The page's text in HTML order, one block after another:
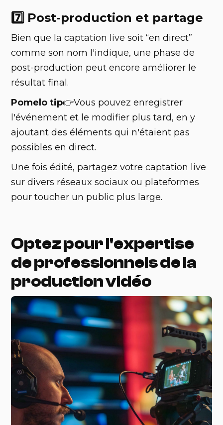
7️⃣ Post-production et partage
Bien que la captation live soit “en direct”
comme son nom l'indique, une phase de
post-production peut encore améliorer le
résultat final.
Pomelo tip👉Vous pouvez enregistrer
l'événement et le modifier plus tard, en y
ajoutant des éléments qui n'étaient pas
possibles en direct.
Une fois édité, partagez votre captation live
sur divers réseaux sociaux ou plateformes
pour toucher un public plus large.
Optez pour l'expertise
de professionnels de la
production vidéo